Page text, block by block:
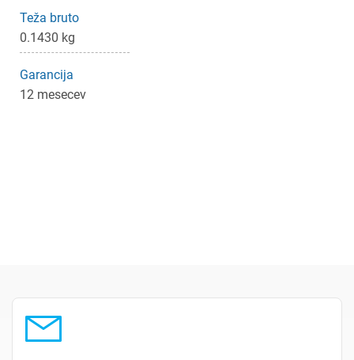
Teža bruto
0.1430 kg
Garancija
12 mesecev